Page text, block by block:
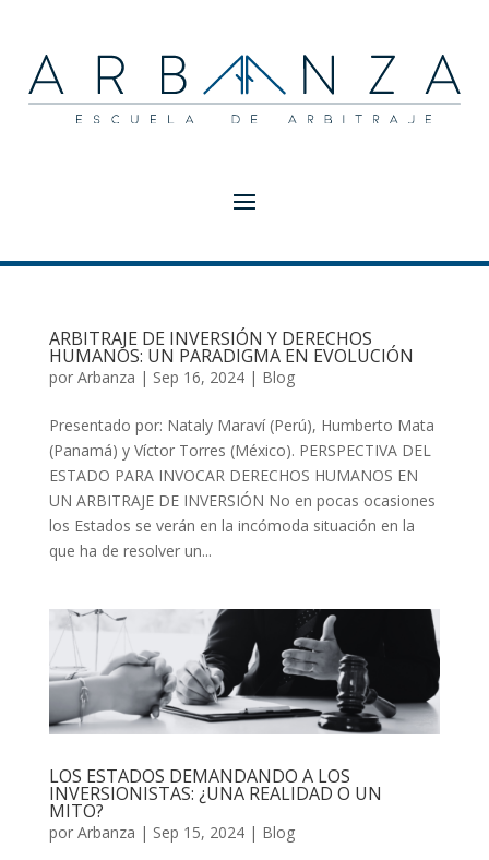
ARBITRAJE DE INVERSIÓN Y DERECHOS
HUMANOS: UN PARADIGMA EN EVOLUCIÓN
por Arbanza | Sep 16, 2024| Blog
Presentado por: Nataly Maraví (Perú), Humberto Mata
(Panamá) y Víctor Torres (México). PERSPECTIVA DEL
ESTADO PARA INVOCAR DERECHOS HUMANOS EN
UN ARBITRAJE DE INVERSIÓN No en pocas ocasiones
los Estados se verán en la incómoda situación en la
que ha de resolver un...
LOS ESTADOS DEMANDANDO A LOS
INVERSIONISTAS: ¿UNA REALIDAD O UN
MITO?
por Arbanza | Sep 15, 2024| Blog